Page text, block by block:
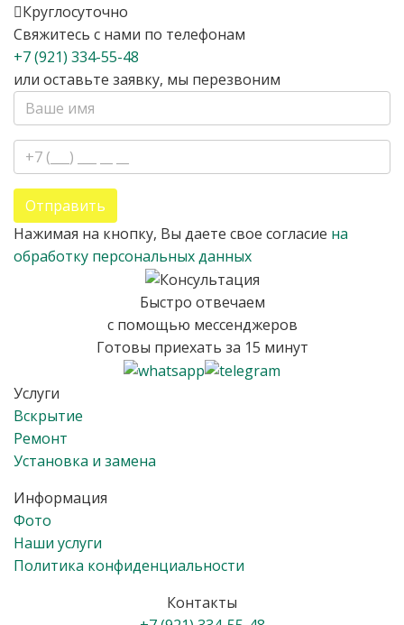
Круглосуточно
Свяжитесь с нами по телефонам
+7 (921) 334-55-48
или оставьте заявку, мы перезвоним
Отправить
Нажимая на кнопку, Вы даете свое согласие на
обработку персональных данных
Быстро отвечаем
с помощью мессенджеров
Готовы приехать за 15 минут
Услуги
Вскрытие
Ремонт
Установка и замена
Информация
Фото
Наши услуги
Политика конфиденциальности
Контакты